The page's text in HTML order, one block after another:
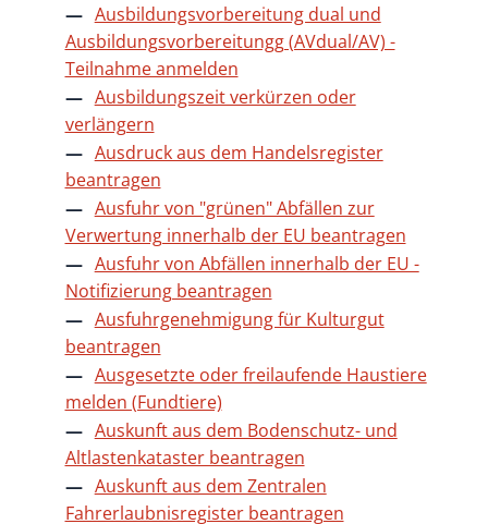
Ausbildungsvorbereitung dual und
Ausbildungsvorbereitungg (AVdual/AV) -
Teilnahme anmelden
Ausbildungszeit verkürzen oder
verlängern
Ausdruck aus dem Handelsregister
beantragen
Ausfuhr von "grünen" Abfällen zur
Verwertung innerhalb der EU beantragen
Ausfuhr von Abfällen innerhalb der EU -
Notifizierung beantragen
Ausfuhrgenehmigung für Kulturgut
beantragen
Ausgesetzte oder freilaufende Haustiere
melden (Fundtiere)
Auskunft aus dem Bodenschutz- und
Altlastenkataster beantragen
Auskunft aus dem Zentralen
Fahrerlaubnisregister beantragen